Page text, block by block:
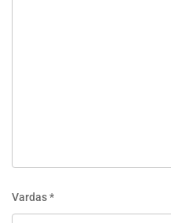
Vardas*